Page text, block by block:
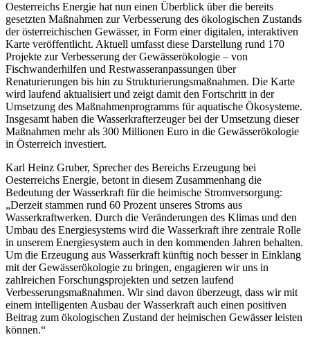
Oesterreichs Energie hat nun einen Überblick über die bereits
gesetzten Maßnahmen zur Verbesserung des ökologischen Zustands
der österreichischen Gewässer, in Form einer digitalen, interaktiven
Karte veröffentlicht. Aktuell umfasst diese Darstellung rund 170
Projekte zur Verbesserung der Gewässerökologie – von
Fischwanderhilfen und Restwasseranpassungen über
Renaturierungen bis hin zu Strukturierungsmaßnahmen. Die Karte
wird laufend aktualisiert und zeigt damit den Fortschritt in der
Umsetzung des Maßnahmenprogramms für aquatische Ökosysteme.
Insgesamt haben die Wasserkrafterzeuger bei der Umsetzung dieser
Maßnahmen mehr als 300 Millionen Euro in die Gewässerökologie
in Österreich investiert.
Karl Heinz Gruber, Sprecher des Bereichs Erzeugung bei
Oesterreichs Energie, betont in diesem Zusammenhang die
Bedeutung der Wasserkraft für die heimische Stromversorgung:
„Derzeit stammen rund 60 Prozent unseres Stroms aus
Wasserkraftwerken. Durch die Veränderungen des Klimas und den
Umbau des Energiesystems wird die Wasserkraft ihre zentrale Rolle
in unserem Energiesystem auch in den kommenden Jahren behalten.
Um die Erzeugung aus Wasserkraft künftig noch besser in Einklang
mit der Gewässerökologie zu bringen, engagieren wir uns in
zahlreichen Forschungsprojekten und setzen laufend
Verbesserungsmaßnahmen. Wir sind davon überzeugt, dass wir mit
einem intelligenten Ausbau der Wasserkraft auch einen positiven
Beitrag zum ökologischen Zustand der heimischen Gewässer leisten
können.“